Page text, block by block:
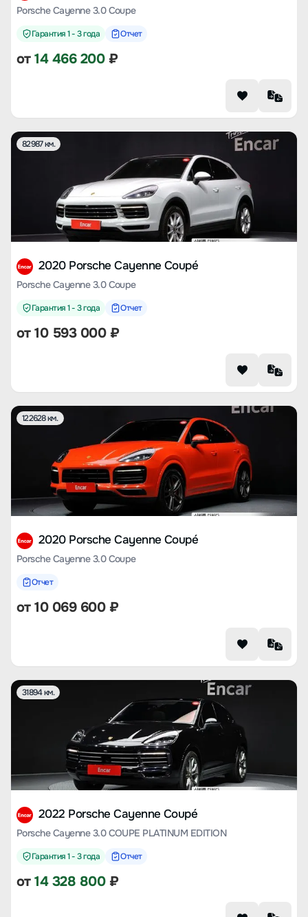
Porsche Cayenne 3.0 Coupe
Гарантия 1 - 3 года Отчет
от14 466 200₽
82987 км.
2020 Porsche Cayenne Coupé
Porsche Cayenne 3.0 Coupe
Гарантия 1 - 3 года Отчет
от10 593 000₽
122628 км.
2020 Porsche Cayenne Coupé
Porsche Cayenne 3.0 Coupe
Отчет
от10 069 600₽
31894 км.
2022 Porsche Cayenne Coupé
Porsche Cayenne 3.0 COUPE PLATINUM EDITION
Гарантия 1 - 3 года Отчет
от14 328 800₽